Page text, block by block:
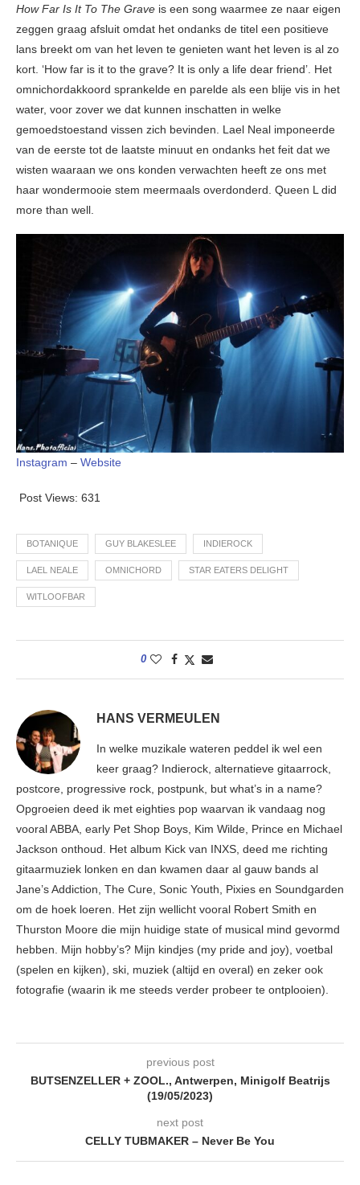
How Far Is It To The Grave is een song waarmee ze naar eigen
zeggen graag afsluit omdat het ondanks de titel een positieve
lans breekt om van het leven te genieten want het leven is al zo
kort. ‘How far is it to the grave? It is only a life dear friend’. Het
omnichordakkoord sprankelde en parelde als een blije vis in het
water, voor zover we dat kunnen inschatten in welke
gemoedstoestand vissen zich bevinden. Lael Neal imponeerde
van de eerste tot de laatste minuut en ondanks het feit dat we
wisten waaraan we ons konden verwachten heeft ze ons met
haar wondermooie stem meermaals overdonderd. Queen L did
more than well.
Instagram – Website
Post Views: 631
BOTANIQUE GUY BLAKESLEE INDIEROCK
LAEL NEALE OMNICHORD STAR EATERS DELIGHT
WITLOOFBAR
0
HANS VERMEULEN
In welke muzikale wateren peddel ik wel een
keer graag? Indierock, alternatieve gitaarrock,
postcore, progressive rock, postpunk, but what’s in a name?
Opgroeien deed ik met eighties pop waarvan ik vandaag nog
vooral ABBA, early Pet Shop Boys, Kim Wilde, Prince en Michael
Jackson onthoud. Het album Kick van INXS, deed me richting
gitaarmuziek lonken en dan kwamen daar al gauw bands al
Jane’s Addiction, The Cure, Sonic Youth, Pixies en Soundgarden
om de hoek loeren. Het zijn wellicht vooral Robert Smith en
Thurston Moore die mijn huidige state of musical mind gevormd
hebben. Mijn hobby’s? Mijn kindjes (my pride and joy), voetbal
(spelen en kijken), ski, muziek (altijd en overal) en zeker ook
fotografie (waarin ik me steeds verder probeer te ontplooien).
previous post
BUTSENZELLER + ZOOL., Antwerpen, Minigolf Beatrijs
(19/05/2023)
next post
CELLY TUBMAKER – Never Be You